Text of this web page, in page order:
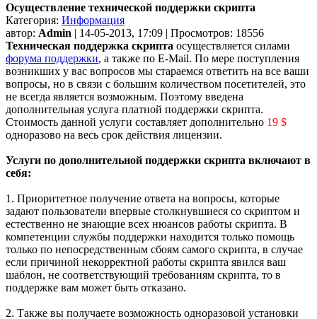
Осуществление технической поддержки скрипта
Категория: Информация
автор: Admin | 14-05-2013, 17:09 | Просмотров: 18556
Техническая поддержка скрипта осуществляется силами
форума поддержки, а также по E-Mail. По мере поступления
возникших у вас вопросов мы стараемся ответить на все ваши
вопросы, но в связи с большим количеством посетителей, это
не всегда является возможным. Поэтому введена
дополнительная услуга платной поддержки скрипта.
Стоимость данной услуги составляет дополнительно 19 $
одноразово на весь срок действия лицензии.
Услуги по дополнительной поддержки скрипта включают в
себя:
1. Приоритетное получение ответа на вопросы, которые
задают пользователи впервые столкнувшиеся со скриптом и
естественно не знающие всех нюансов работы скрипта. В
компетенции службы поддержки находится только помощь
только по непосредственным сбоям самого скрипта, в случае
если причиной некорректной работы скрипта явился ваш
шаблон, не соответствующий требованиям скрипта, то в
поддержке вам может быть отказано.
2. Также вы получаете возможность одноразовой установки